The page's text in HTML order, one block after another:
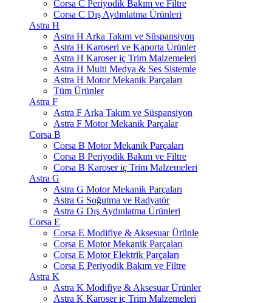
Corsa C Periyodik Bakım ve Filtre
Corsa C Dış Aydınlatma Ürünleri
Astra H
Astra H Arka Takım ve Süspansiyon
Astra H Karoseri ve Kaporta Ürünler
Astra H Karoser iç Trim Malzemeleri
Astra H Multi Medya & Ses Sistemle
Astra H Motor Mekanik Parçaları
Tüm Ürünler
Astra F
Astra F Arka Takım ve Süspansiyon
Astra F Motor Mekanik Parçalar
Corsa B
Corsa B Motor Mekanik Parçaları
Corsa B Periyodik Bakım ve Filtre
Corsa B Karoser iç Trim Malzemeleri
Astra G
Astra G Motor Mekanik Parçaları
Astra G Soğutma ve Radyatör
Astra G Dış Aydınlatma Ürünleri
Corsa E
Corsa E Modifiye & Aksesuar Ürünle
Corsa E Motor Mekanik Parçaları
Corsa E Motor Elektrik Parçaları
Corsa E Periyodik Bakım ve Filtre
Astra K
Astra K Modifiye & Aksesuar Ürünler
Astra K Karoser iç Trim Malzemeleri